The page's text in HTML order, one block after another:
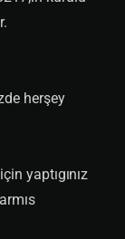
herşey
yaptıgınız